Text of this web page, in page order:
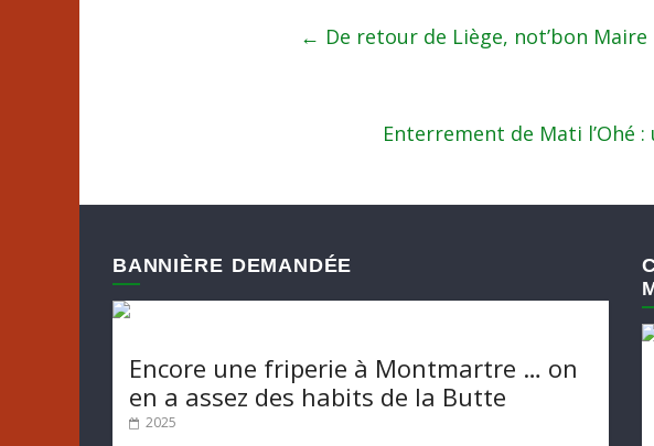
← De retour de Liège, not’bon
Enterrement de Mati l’Ohé
BANNIÈRE DEMANDÉE
Encore une friperie à Montmartre … on
en a assez des habits de la Butte
2025